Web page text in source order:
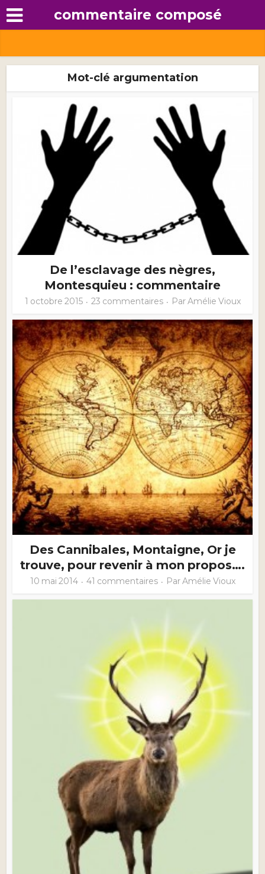
commentaire composé
Mot-clé argumentation
De l’esclavage des nègres,
Montesquieu : commentaire
1 octobre 2015 23 commentaires ParAmélie Vioux
Des Cannibales, Montaigne, Or je
trouve, pour revenir à mon propos….
10 mai 2014 41 commentaires ParAmélie Vioux